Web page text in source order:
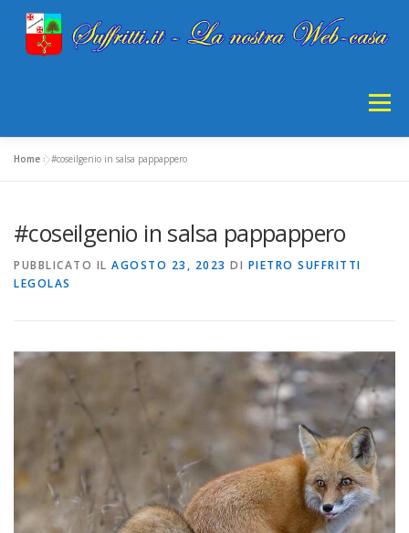
contenuto
Menu
CDCNFNAN PRIVACY
Home »#coseilgenio in salsa pappappero
#coseilgenio in salsa pappappero
PUBBLICATO IL AGOSTO 23, 2023 DI PIETRO SUFFRITTI
LEGOLAS